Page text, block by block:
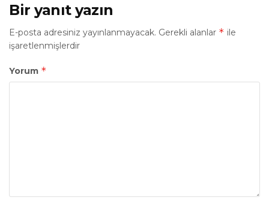
Bir yanıt yazın
E-posta adresiniz yayınlanmayacak. Gerekli alanlar * ile
işaretlenmişlerdir
Yorum *